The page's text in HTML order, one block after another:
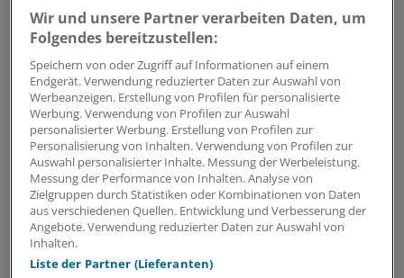
Der konjunkturelle Ausblick mag durch die
Verwerfungen an den Finanzmärkten getrübt sein, für
Schwarzmalerei gibt es indes keine Veranlassung.
Wer nachts ruhig schlafen möchte, sollte den
Aktienanteil seines Depots umstrukturieren.
Anstelle von konjunktursensiblen Branchen wie der
Automobilindustrie bieten sich Aktien aus dem
Nahrungsmittel- und Pharmabereich an. Es kommt
also zunehmend auf die Auswahl an.
Wir und unsere Partner verarbeiten Daten, um
Folgendes bereitzustellen:
Speichern von oder Zugriff auf Informationen auf einem
Endgerät. Verwendung reduzierter Daten zur Auswahl von
Werbeanzeigen. Erstellung von Profilen für personalisierte
Werbung. Verwendung von Profilen zur Auswahl
personalisierter Werbung. Erstellung von Profilen zur
Personalisierung von Inhalten. Verwendung von Profilen zur
Auswahl personalisierter Inhalte. Messung der Werbeleistung.
Messung der Performance von Inhalten. Analyse von
Zielgruppen durch Statistiken oder Kombinationen von Daten
aus verschiedenen Quellen. Entwicklung und Verbesserung der
Angebote. Verwendung reduzierter Daten zur Auswahl von
Inhalten.
Liste der Partner (Lieferanten)